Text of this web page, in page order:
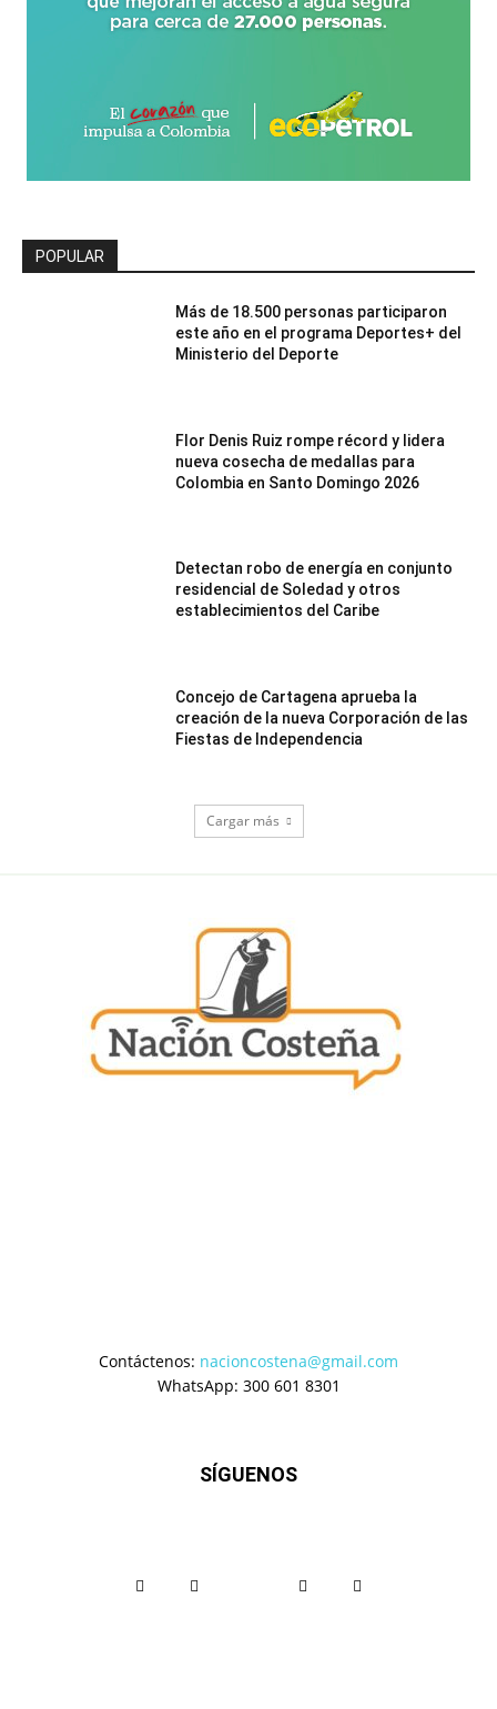
POPULAR
Más de 18.500 personas participaron
este año en el programa Deportes+ del
Ministerio del Deporte
Flor Denis Ruiz rompe récord y lidera
nueva cosecha de medallas para
Colombia en Santo Domingo 2026
Detectan robo de energía en conjunto
residencial de Soledad y otros
establecimientos del Caribe
Concejo de Cartagena aprueba la
creación de la nueva Corporación de las
Fiestas de Independencia
Cargar más
Contáctenos: nacioncostena@gmail.com
WhatsApp: 300 601 8301
SÍGUENOS